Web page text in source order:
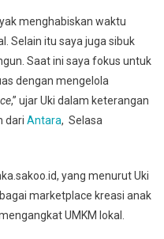
menghabiskan waktu
Selain itu saya juga sibuk
Saat ini saya fokus untuk
dengan mengelola
,” ujar Uki dalam keterangan
dari Antara, Selasa
yang menurut Uki
marketplace kreasi anak
UMKM lokal.